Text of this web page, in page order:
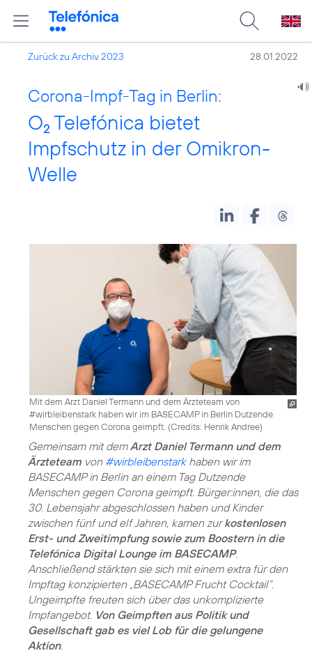
Zurück zu Archiv 2023 28.01.2022
Corona-Impf-Tag in Berlin:
O2 Telefónica bietet
Impfschutz in der Omikron-
Welle
Mit dem Arzt Daniel Termann und dem Ärzteteam von
#wirbleibenstark haben wir im BASECAMP in Berlin Dutzende
Menschen gegen Corona geimpft. (Credits: Henrik Andree)
Gemeinsam mit demArzt Daniel Termann und dem
Ärzteteam von #wirbleibenstarkhaben wir im
BASECAMP in Berlin an einem Tag Dutzende
Menschen gegen Corona geimpft. Bürger:innen, die das
30. Lebensjahr abgeschlossen haben und Kinder
zwischen fünf und elf Jahren, kamen zurkostenlosen
Erst- und Zweitimpfung sowie zum Boostern in die
Telefónica Digital Lounge im BASECAMP.
Anschließend stärkten sie sich mit einem extra für den
Impftag konzipierten „BASECAMP Frucht Cocktail“.
Ungeimpfte freuten sich über das unkomplizierte
Impfangebot. Von Geimpften aus Politik und
Gesellschaft gab es viel Lob für die gelungene
Aktion.